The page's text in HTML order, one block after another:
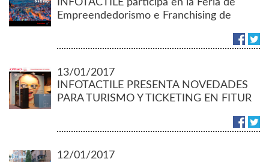
INFOTACTILE participa en la Feria de
Empreendedorismo e Franchising de
13/01/2017
INFOTACTILE PRESENTA NOVEDADES
PARA TURISMO Y TICKETING EN FITUR
12/01/2017